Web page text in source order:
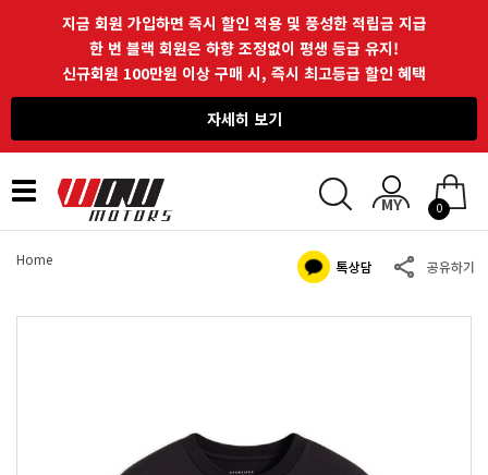
지금 회원 가입하면 즉시 할인 적용 및 풍성한 적립금 지급
한 번 블랙 회원은 하향 조정없이 평생 등급 유지!
신규회원 100만원 이상 구매 시, 즉시 최고등급 할인 혜택
자세히 보기
Toggle
navigation
0
Home